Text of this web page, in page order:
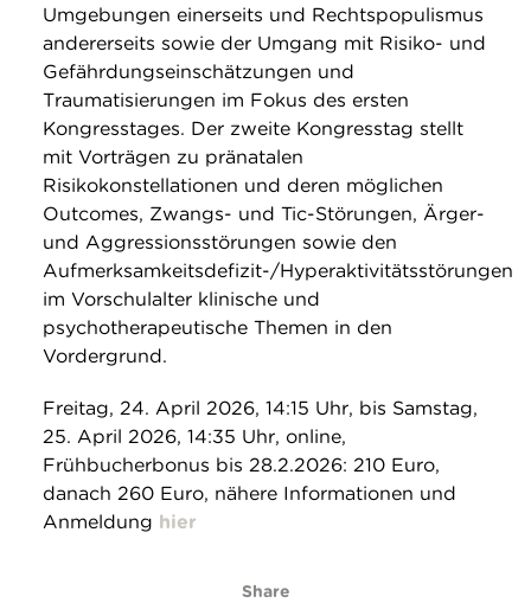
Umgebungen einerseits und Rechtspopulismus
andererseits sowie der Umgang mit Risiko- und
Gefährdungseinschätzungen und
Traumatisierungen im Fokus des ersten
Kongresstages. Der zweite Kongresstag stellt
mit Vorträgen zu pränatalen
Risikokonstellationen und deren möglichen
Outcomes, Zwangs- und Tic-Störungen, Ärger-
und Aggressionsstörungen sowie den
Aufmerksamkeitsdefizit-/Hyperaktivitätsstörungen
im Vorschulalter klinische und
psychotherapeutische Themen in den
Vordergrund.
Freitag, 24. April 2026, 14:15 Uhr, bis Samstag,
25. April 2026, 14:35 Uhr, online,
Frühbucherbonus bis 28.2.2026: 210 Euro,
danach 260 Euro, nähere Informationen und
Anmeldung hier
Share